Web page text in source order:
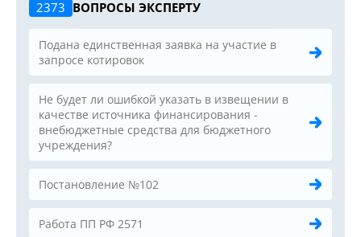
2373 ВОПРОСЫ ЭКСПЕРТУ
Подана единственная заявка на участие в
запросе котировок
Не будет ли ошибкой указать в извещении в
качестве источника финансирования -
внебюджетные средства для бюджетного
учреждения?
Постановление №102
Работа ПП РФ 2571